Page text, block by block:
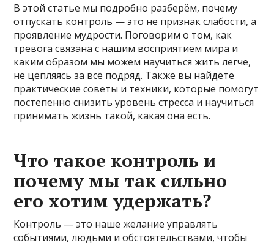
В этой статье мы подробно разберём, почему
отпускать контроль — это не признак слабости, а
проявление мудрости. Поговорим о том, как
тревога связана с нашим восприятием мира и
каким образом мы можем научиться жить легче,
не цепляясь за всё подряд. Также вы найдёте
практические советы и техники, которые помогут
постепенно снизить уровень стресса и научиться
принимать жизнь такой, какая она есть.
Что такое контроль и
почему мы так сильно
его хотим удержать?
Контроль — это наше желание управлять
событиями, людьми и обстоятельствами, чтобы